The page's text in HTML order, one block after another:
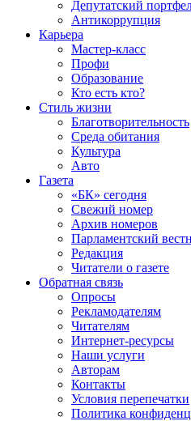
Депутатский
Антикоррупция
Карьера
Мастер-класс
Профи
Образование
Кто есть кто?
Стиль жизни
Благотворительность
Среда обитания
Культура
Авто
Газета
«БК» сегодня
Свежий номер
Архив номеров
Парламентский
Редакция
Читатели о газете
Обратная связь
Опросы
Рекламодателям
Читателям
Интернет-ресурсы
Наши услуги
Авторам
Контакты
Условия перепечатки
Политика